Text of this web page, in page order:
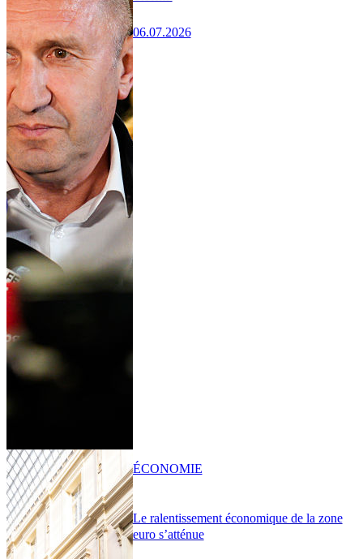
06.07.2026
Le ralentissement économique de la zone
euro s’atténue
ÉCONOMIE